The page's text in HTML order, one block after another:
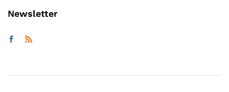
Newsletter